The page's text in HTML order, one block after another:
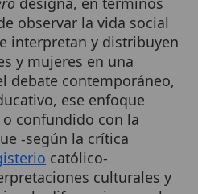
y distribuyen
mujeres en una
contemporáneo,
ese enfoque
con la
-según la crítica
católico-
culturales y
la diferencia sexual y
consecuencias
la educación y